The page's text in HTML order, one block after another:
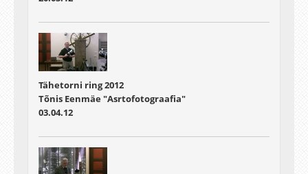
Tähetorni ring 2012
Tõnis Eenmäe "Asrtofotograafia"
03.04.12